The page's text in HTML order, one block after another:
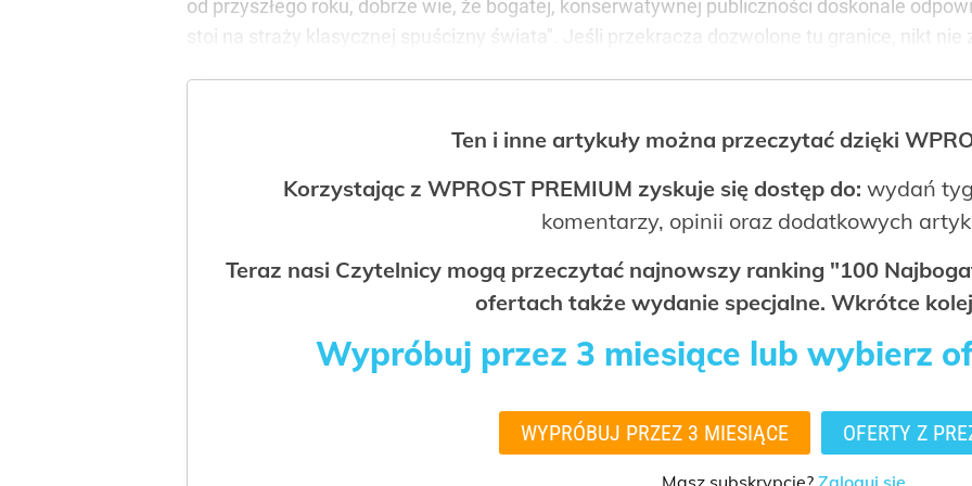
od przyszłego roku, dobrze wie, że bogatej, konserwatywnej publiczności doskonale
stoi na straży klasycznej spuścizny świata". Jeśli przekracza dozwolone tu granice, nikt nie
Ten i inne artykuły można przeczytać dzięki
Korzystając z WPROST PREMIUM zyskuje się dostęp do: wydań
komentarzy, opinii oraz dodatkowych
Teraz nasi Czytelnicy mogą przeczytać najnowszy ranking "100
ofertach także wydanie specjalne. Wkrótce
Wypróbuj przez 3 miesiące lub wybierz
WYPRÓBUJ PRZEZ 3 MIESIĄCE OFERTY Z
Masz subskrypcję? Zaloguj się